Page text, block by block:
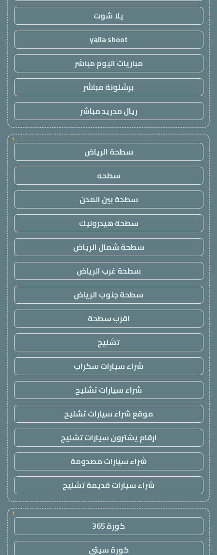
يلا شوت
yalla shoot
مباريات اليوم مباشر
برشلونة مباشر
ريال مدريد مباشر
!
سطحة الرياض
سطحه
سطحة بين المدن
سطحة هيدروليك
سطحة شمال الرياض
سطحة غرب الرياض
سطحة جنوب الرياض
اقرب سطحة
تشليح
شراء سيارات سكراب
شراء سيارات تشليح
موقع شراء سيارات تشليح
ارقام يشترون سيارات تشليح
شراء سيارات مصدومة
شراء سيارات قديمة تشليح
!
كورة 365
كورة سيتي